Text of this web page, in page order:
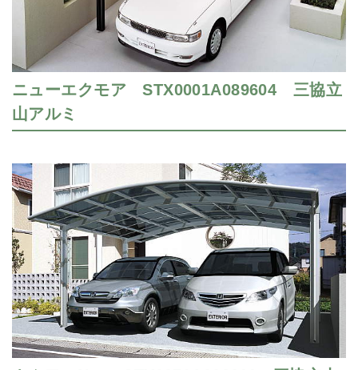
ニューエクモア STX0001A089604 三協立
山アルミ